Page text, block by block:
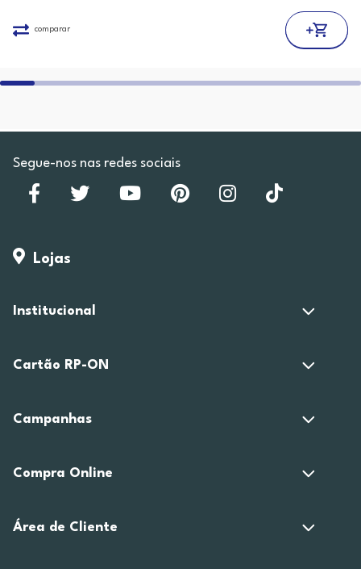
comparar
Segue-nos nas redes sociais
Lojas
Institucional
Cartão RP-ON
Campanhas
Compra Online
Área de Cliente